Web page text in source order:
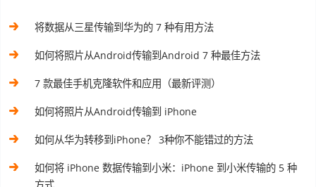
将数据从三星传输到华为的 7 种有用方法
如何将照片从Android传输到Android 7 种最佳方法
7 款最佳手机克隆软件和应用（最新评测）
如何将照片从Android传输到 iPhone
如何从华为转移到iPhone？ 3种你不能错过的方法
如何将 iPhone 数据传输到小米：iPhone 到小米传输的 5 种